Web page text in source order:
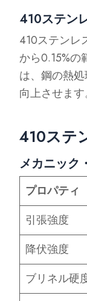
410ステン
410ステンレ
から0.15%の
は、鋼の熱
向上させます
410ステ
メカニック
プロパティ
引張強度
降伏強度
ブリネル硬